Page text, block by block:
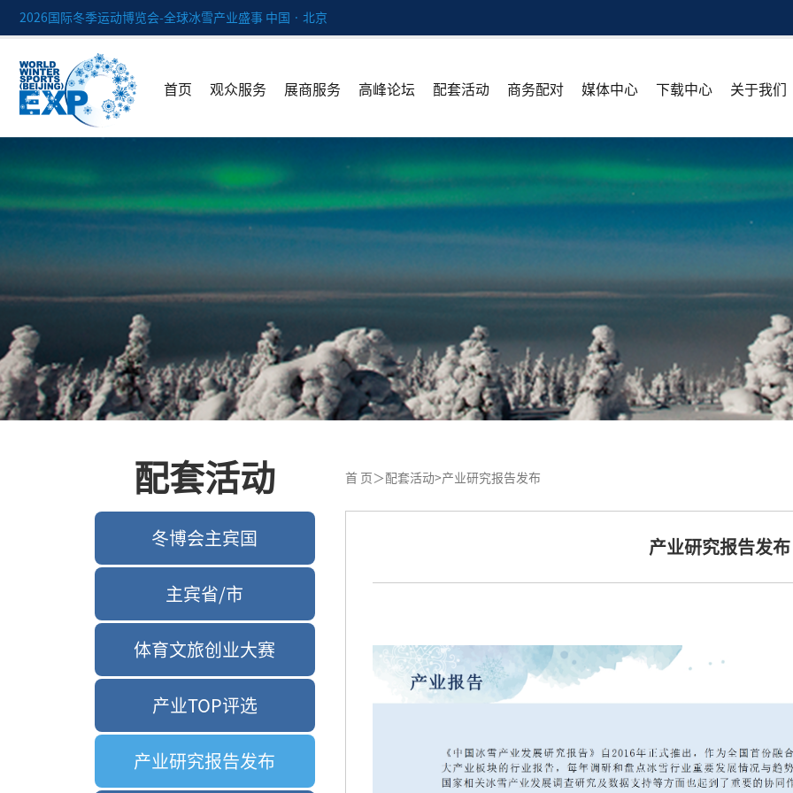
2026国际冬季运动博览会-全球冰雪产业盛事 中国 · 北京
首页 观众服务 展商服务 高峰论坛 配套活动 商务配对 媒体中心 下载中心 关于我们
配套活动
冬博会主宾国
主宾省/市
体育文旅创业大赛
产业TOP评选
产业研究报告发布
首 页 ＞ 配套活动>产业研究报告发布
产业研究报告发布